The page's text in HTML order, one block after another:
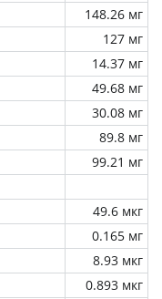
148.26 мг
127 мг
14.37 мг
49.68 мг
30.08 мг
89.8 мг
99.21 мг
49.6 мкг
0.165 мг
8.93 мкг
0.893 мкг